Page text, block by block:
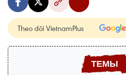
Theo dõi VietnamPlus